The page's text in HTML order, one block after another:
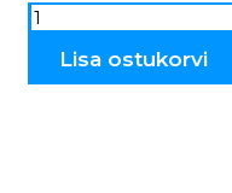
Magnet
Rahvuslik
paar
Lisa ostukorvi